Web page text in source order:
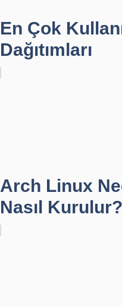
En Çok
Dağıtımları
Arch Linux
Nasıl Kurulur?